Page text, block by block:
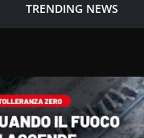
TRENDING NEWS